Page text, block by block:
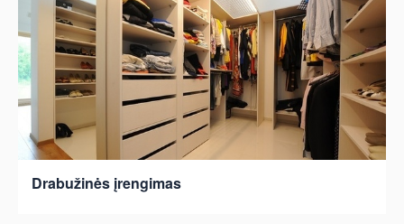
Drabužinės įrengimas